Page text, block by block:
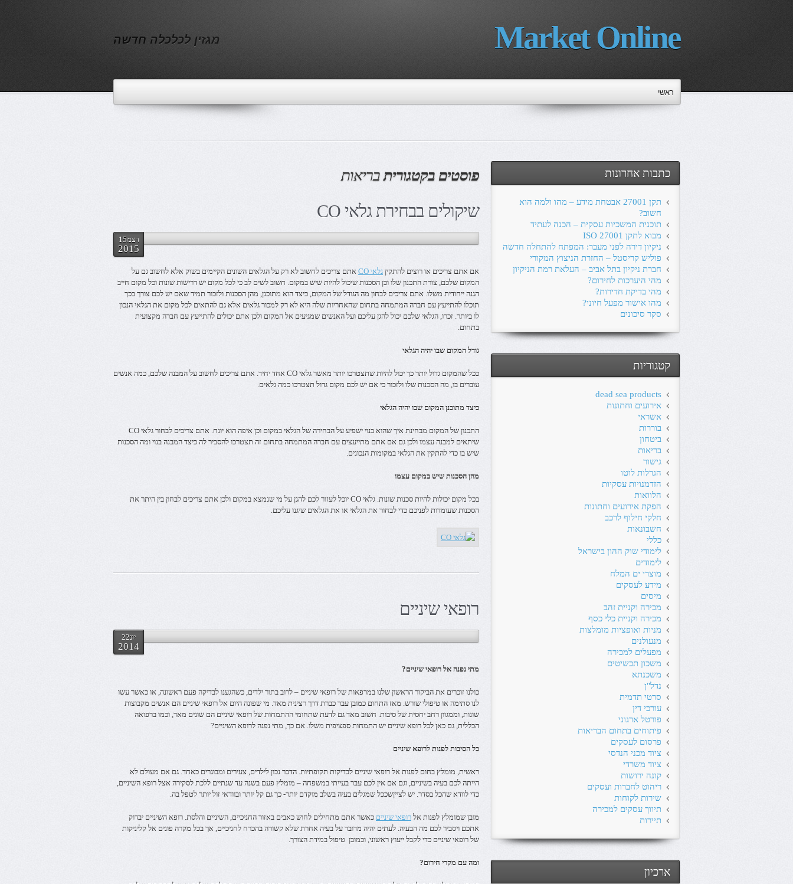
Market Online מגזין לכלכלה חדשה
ראשי
פוסטים בקטגוריתבריאות
שיקולים בבחירת גלאי CO
דצמ15
2015
אם אתם צריכים או רוצים להתקין גלאי CO
אתם צריכים לחשוב לא רק על הגלאים השונים הקיימים בשוק אלא לחשוב גם על
המקום שלכם, צורת התכנון שלו וכן הסכנות שיכול להיות שיש במקום. חשוב לשים לב כי לכל מקום יש דרישות שונות וכל מקום חייב
הגנה ייחודית משלו. אתם צריכים לבחון מה הגודל של המקום, כיצד הוא מתוכנן, מהן הסכנות ולזכור תמיד שאם יש לכם צורך בכך
תוכלו להתייעץ עם חברה המתמחה בתחום שהאחריות שלה היא לא רק למכור גלאים אלא גם להתאים לכל מקום את הגלאי הנכון
לו ביותר. זכרו, הגלאי שלכם יכול להגן עליכם ועל האנשים שמגיעים אל המקום ולכן אתם יכולים להתייעץ עם חברה מקצועית
בתחום.
גודל המקום שבו יהיה הגלאי
ככל שהמקום גדול יותר כך יכול להיות שתצטרכו יותר מאשר גלאי CO אחד יחיד. אתם צריכים לחשוב על המבנה שלכם, כמה אנשים
עוברים בו, מה הסכנות שלו ולזכור כי אם יש לכם מקום גדול תצטרכו כמה גלאים.
כיצד מתוכנן המקום שבו יהיה הגלאי
התכנון של המקום מבחינת איך שהוא בנוי ישפיע על הבחירה של הגלאי במקום וכן איפה הוא יונח. אתם צריכים לבחור גלאי CO
שיתאים למבנה עצמו ולכן גם אם אתם מתייעצים עם חברה המתמחה בתחום זה תצטרכו להסביר לה כיצד המבנה בנוי ומה הסכנות
שיש בו כדי להתקין את הגלאי במקומות הנכונים.
מהן הסכנות שיש במקום עצמו
בכל מקום יכולות להיות סכנות שונות. גלאי CO יוכל לעזור לכם להגן על מי שנמצא במקום ולכן אתם צריכים לבחון בין היתר את
הסכנות שעומדות לפניכם כדי לבחור את הגלאי או את הגלאים שיגנו עליכם.
רופאי שיניים
יונ22
2014
מתי נפנה אל רופאי שיניים?
כולנו זוכרים את הביקור הראשון שלנו במרפאות של רופאי שיניים – לרוב בתור ילדים, כשהגענו לבדיקה פעם ראשונה, או כאשר עשו
לנו סתימה או טיפולי שורש. מאז התחום כמובן עבר כברת דרך רצינית מאד. מי שפונה היום אל רופאי שיניים הם אנשים מקבוצות
שונות, וממגוון רחב יחסית של סיבות. חשוב מאד גם לדעת שתחומי ההתמחות של רופאי שיניים הם שונים מאד, וכמו ברפואה
הכללית, גם כאן לכל רופא שיניים יש התמחות ספציפית משלו. אם כך, מתי נפנה לרופא השיניים?
כל הסיבות לפנות לרופא שיניים
ראשית, מומלץ בחום לפנות אל רופאי שיניים לבדיקות תקופתיות. הדבר נכון לילדים, צעירים ומבוגרים כאחד. גם אם מעולם לא
הייתה לכם בעיה בשיניים, וגם אם אין לכם עבר בעייתי במשפחה – מומלץ פעם בשנה עד שנתיים ללכת לסקירה אצל רופא השיניים,
כדי לוודא שהכל בסדר. יש לצייןשככל שמגלים בעיה בשלב מוקדם יותר- כך גם קל יותר ובוודאי זול יותר לטפל בה.
מובן שמומלץ לפנות אל רופאי שיניים כאשר אתם מתחילים לחוש כאבים באזור החניכיים, השיניים והלסת. רופא השיניים יבדוק
אתכם ויסביר לכם מה הבעיה. לעתים יהיה מדובר על בעיה אחרת שלא קשורה בהכרח לחניכיים, אך בכל מקרה פונים אל קליניקות
של רופאי שיניים כדי לקבל ייעוץ ראשוני, וכמובן טיפול במידת הצורך.
ומה עם מקרי חירום?
כתבות אחרונות
תקן 27001 אבטחת מידע – מהו ולמה הוא
חשוב?
תוכנית המשכיות עסקית – הכנה לעתיד
מבוא לתקן ISO 27001
ניקיון דירה לפני מעבר: המפתח להתחלה חדשה
פוליש קריסטל – החזרת הניצוץ המקורי
חברת ניקיון בתל אביב – העלאת רמת הניקיון
מהי היערכות לחירום?
מהי בדיקת חדירות?
מהו אישור מפעל חיוני?
סקר סיכונים
קטגוריות
dead sea products
אירועים וחתונות
אשראי
בוררות
ביטחון
בריאות
גישור
הגרלות לוטו
הזדמנויות עסקיות
הלוואות
הפקת אירועים וחתונות
חלקי חילוף לרכב
חשבונאות
כללי
לימודי שוק ההון בישראל
לימודים
מוצרי ים המלח
מידע לעסקים
מיסים
מכירה וקניית זהב
מכירה וקניית כלי כסף
מניות ואופציות מומלצות
מנעולנים
מפעלים למכירה
משכון תכשיטים
משכנתא
נדל"ן
סרטי תדמית
עורכי דין
פורטל ארגוני
פיתוחים בתחום הבריאות
פרסום לעסקים
ציוד מכני הנדסי
ציוד משרדי
קונה ירושות
ריהוט לחברות ועסקים
שירות לקוחות
תיווך עסקים למכירה
תיירות
ארכיון